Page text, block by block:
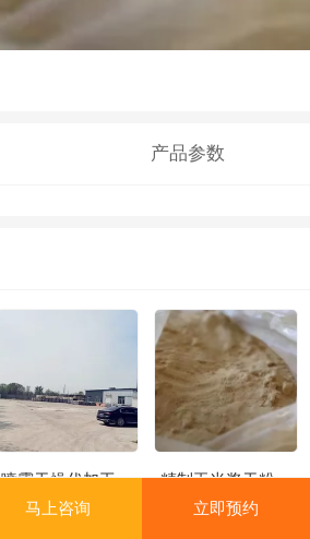
产品参数
喷雾干燥代加工 精制玉米浆干粉
马上咨询 立即预约